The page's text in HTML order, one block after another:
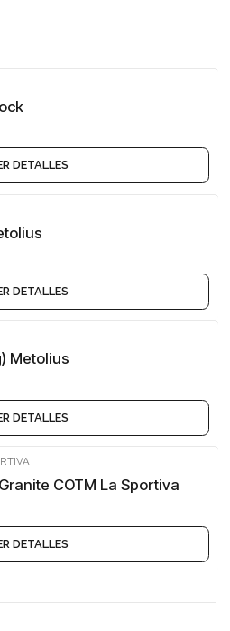
DETALLES
DETALLES
Metolius
DETALLES
COTM La Sportiva
DETALLES